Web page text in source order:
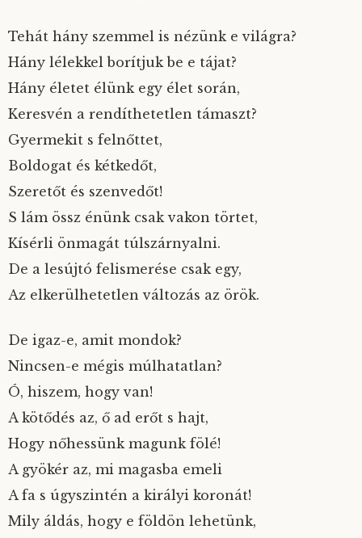
Tehát hány szemmel is nézünk e világra?
Hány lélekkel borítjuk be e tájat?
Hány életet élünk egy élet során,
Keresvén a rendíthetetlen támaszt?
Gyermekit s felnőttet,
Boldogat és kétkedőt,
Szeretőt és szenvedőt!
S lám össz énünk csak vakon törtet,
Kísérli önmagát túlszárnyalni.
De a lesújtó felismerése csak egy,
Az elkerülhetetlen változás az örök.
De igaz-e, amit mondok?
Nincsen-e mégis múlhatatlan?
Ó, hiszem, hogy van!
A kötődés az, ő ad erőt s hajt,
Hogy nőhessünk magunk fölé!
A gyökér az, mi magasba emeli
A fa s úgyszintén a királyi koronát!
Mily áldás, hogy e földön lehetünk,